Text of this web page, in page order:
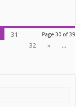
Page 30 of 39
31
32
»
...